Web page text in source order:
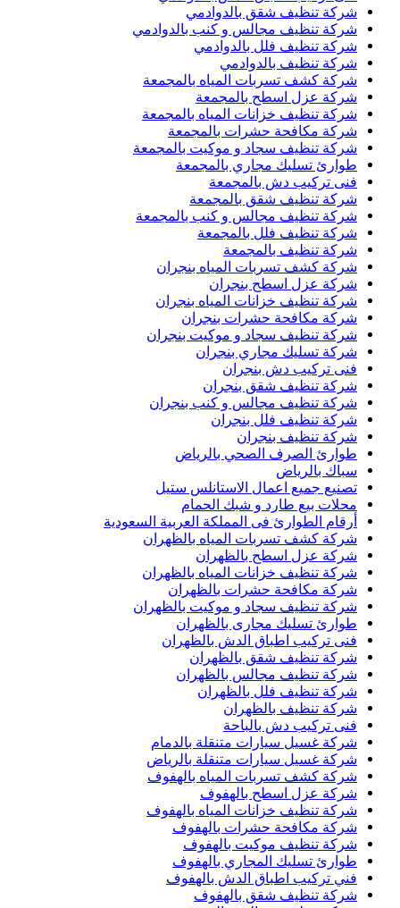
شركة تنظيف شقق بالدوادمي
شركة تنظيف مجالس و كنب بالدوادمي
شركة تنظيف فلل بالدوادمي
شركة تنظيف بالدوادمي
شركة كشف تسربات المياه بالمجمعة
شركة عزل اسطح بالمجمعة
شركة تنظيف خزانات المياه بالمجمعة
شركة مكافحة حشرات بالمجمعة
شركة تنظيف سجاد و موكيت بالمجمعة
طوارئ تسليك مجاري بالمجمعة
فنى تركيب دش بالمجمعة
شركة تنظيف شقق بالمجمعة
شركة تنظيف مجالس و كنب بالمجمعة
شركة تنظيف فلل بالمجمعة
شركة تنظيف بالمجمعة
شركة كشف تسربات المياه بنجران
شركة عزل اسطح بنجران
شركة تنظيف خزانات المياه بنجران
شركة مكافحة حشرات بنجران
شركة تنظيف سجاد و موكيت بنجران
شركة تسليك مجاري بنجران
فنى تركيب دش بنجران
شركة تنظيف شقق بنجران
شركة تنظيف مجالس و كنب بنجران
شركة تنظيف فلل بنجران
شركة تنظيف بنجران
طوارئ الصرف الصحي بالرياض
سباك بالرياض
تصنيع جميع اعمال الاستانلس ستيل
محلات بيع طارد و شبك الحمام
أرقام الطوارئ فى المملكة العربية السعودية
شركة كشف تسربات المياه بالظهران
شركة عزل اسطح بالظهران
شركة تنظيف خزانات المياه بالظهران
شركة مكافحة حشرات بالظهران
شركة تنظيف سجاد و موكيت بالظهران
طوارئ تسليك مجارى بالظهران
فنى تركيب اطباق الدش بالظهران
شركة تنظيف شقق بالظهران
شركة تنظيف مجالس بالظهران
شركة تنظيف فلل بالظهران
شركة تنظيف بالظهران
فنى تركيب دش بالباحة
شركة غسيل سيارات متنقلة بالدمام
شركة غسيل سيارات متنقلة بالرياض
شركة كشف تسربات المياه بالهفوف
شركة عزل اسطح بالهفوف
شركة تنظيف خزانات المياه بالهفوف
شركة مكافحة حشرات بالهفوف
شركة تنظيف موكيت بالهفوف
طوارئ تسليك المجاري بالهفوف
فني تركيب اطباق الدش بالهفوف
شركة تنظيف شقق بالهفوف